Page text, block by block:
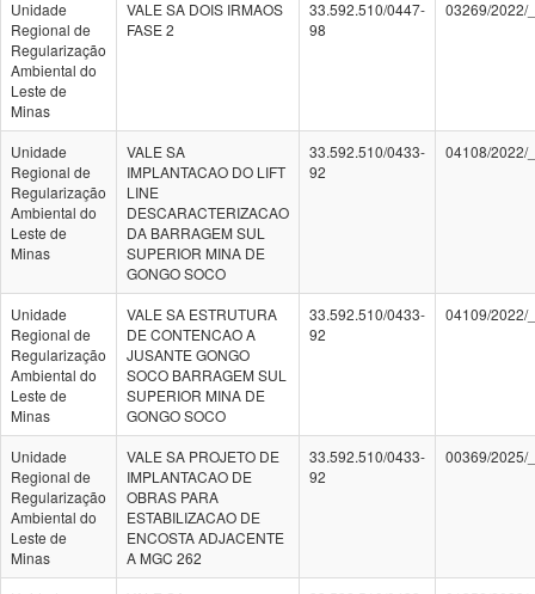
Unidade
Regional de
Regularização
Ambiental do
Leste de
Minas
VALE SA DOIS IRMAOS
FASE 2
33.592.510/0447-
98
03269/2022/
Unidade
Regional de
Regularização
Ambiental do
Leste de
Minas
VALE SA
IMPLANTACAO DO LIFT
LINE
DESCARACTERIZACAO
DA BARRAGEM SUL
SUPERIOR MINA DE
GONGO SOCO
33.592.510/0433-
92
04108/2022/
Unidade
Regional de
Regularização
Ambiental do
Leste de
Minas
VALE SA ESTRUTURA
DE CONTENCAO A
JUSANTE GONGO
SOCO BARRAGEM SUL
SUPERIOR MINA DE
GONGO SOCO
33.592.510/0433-
92
04109/2022/
Unidade
Regional de
Regularização
Ambiental do
Leste de
Minas
VALE SA PROJETO DE
IMPLANTACAO DE
OBRAS PARA
ESTABILIZACAO DE
ENCOSTA ADJACENTE
A MGC 262
33.592.510/0433-
92
00369/2025/